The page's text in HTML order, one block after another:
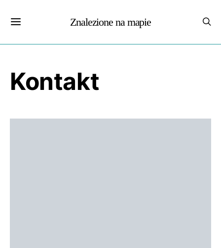
Znalezione na mapie
Kontakt